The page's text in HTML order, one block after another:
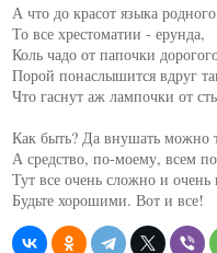
А что до красот языка родного,
То все хрестоматии - ерунда,
Коль чадо от папочки
Порой понаслышится вдруг
Что гаснут аж лампочки от
Как быть? Да внушать можно
А средство, по-моему, всем
Тут все очень сложно и очень
Будьте хорошими. Вот и все!